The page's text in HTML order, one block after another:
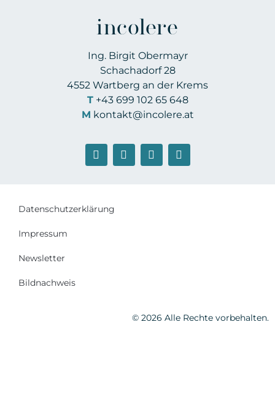
incolere
Ing. Birgit Obermayr
Schachadorf 28
4552 Wartberg an der Krems
T +43 699 102 65 648
M kontakt@incolere.at
Datenschutzerklärung
Impressum
Newsletter
Bildnachweis
© 2026 Alle Rechte vorbehalten.